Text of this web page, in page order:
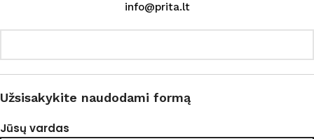
info@prita.lt
Užsisakykite naudodami formą
Jūsų vardas